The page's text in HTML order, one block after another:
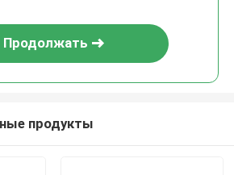
Продолжать
продукты